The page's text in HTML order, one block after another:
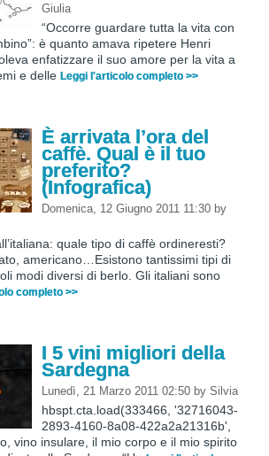
Giulia
“Occorre guardare tutta la vita con
è quanto amava ripetere Henri
enfatizzare il suo amore per la vita a
e delle Leggi l'articolo completo >>
È arrivata l’ora del
caffè. Qual è il tuo
preferito?
(Infografica)
Domenica, 12 Giugno 2011 11:30 by
quale tipo di caffè ordineresti?
americano…Esistono tantissimi tipi di
modi diversi di berlo. Gli italiani sono
completo >>
I 5 vini migliori della
Sardegna
Lunedì, 21 Marzo 2011 02:50 by Silvia
hbspt.cta.load(333466, '32716043-
2893-4160-8a08-422a2a21316b',
vino insulare, il mio corpo e il mio spirito